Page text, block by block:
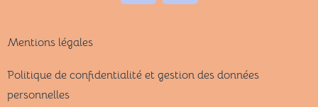
Mentions légales
Politique de confidentialité et gestion des données
personnelles